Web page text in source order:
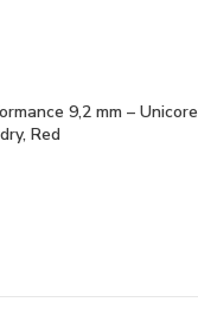
9,2 mm –
Red